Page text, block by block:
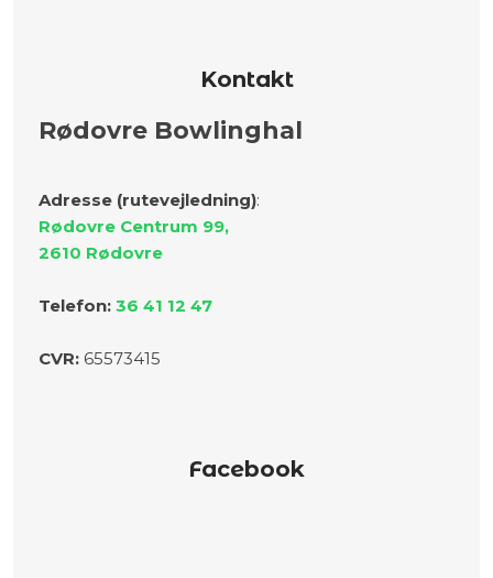
Kontakt
Rødovre Bowlinghal
Adresse (rutevejledning):
Rødovre Centrum 99,
​2610 Rødovre
Telefon: 36 41 12 47
CVR:​65573415
Facebook